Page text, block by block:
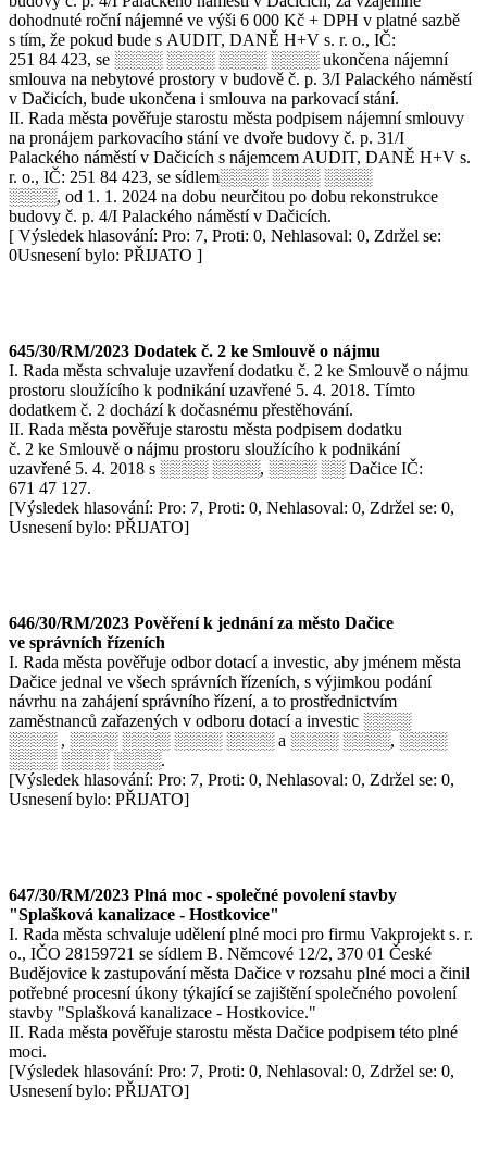
dohodnuté roční nájemné ve výši 6 000 Kč + DPH v platné sazbě
s tím, že pokud bude s AUDIT, DANĚ H+V s. r. o., IČ:
251 84 423, se ░░░░ ░░░░ ░░░░ ░░░░ ukončena nájemní
smlouva na nebytové prostory v budově č. p. 3/I Palackého náměstí
v Dačicích, bude ukončena i smlouva na parkovací stání.
II. Rada města pověřuje starostu města podpisem nájemní smlouvy
na pronájem parkovacího stání ve dvoře budovy č. p. 31/I
Palackého náměstí v Dačicích s nájemcem AUDIT, DANĚ H+V s.
r. o., IČ: 251 84 423, se sídlem░░░░ ░░░░ ░░░░
░░░░, od 1. 1. 2024 na dobu neurčitou po dobu rekonstrukce
budovy č. p. 4/I Palackého náměstí v Dačicích.
[ Výsledek hlasování: Pro: 7, Proti: 0, Nehlasoval: 0, Zdržel se:
0Usnesení bylo: PŘIJATO ]
645/30/RM/2023 Dodatek č. 2 ke Smlouvě o nájmu
I. Rada města schvaluje uzavření dodatku č. 2 ke Smlouvě o nájmu
prostoru sloužícího k podnikání uzavřené 5. 4. 2018. Tímto
dodatkem č. 2 dochází k dočasnému přestěhování.
II. Rada města pověřuje starostu města podpisem dodatku
č. 2 ke Smlouvě o nájmu prostoru sloužícího k podnikání
uzavřené 5. 4. 2018 s ░░░░ ░░░░, ░░░░ ░░ Dačice IČ:
671 47 127.
[Výsledek hlasování: Pro: 7, Proti: 0, Nehlasoval: 0, Zdržel se: 0,
Usnesení bylo: PŘIJATO]
646/30/RM/2023 Pověření k jednání za město Dačice
ve správních řízeních
I. Rada města pověřuje odbor dotací a investic, aby jménem města
Dačice jednal ve všech správních řízeních, s výjimkou podání
návrhu na zahájení správního řízení, a to prostřednictvím
zaměstnanců zařazených v odboru dotací a investic ░░░░
░░░░ , ░░░░ ░░░░ ░░░░ ░░░░ a ░░░░ ░░░░, ░░░░
░░░░ ░░░░ ░░░░.
[Výsledek hlasování: Pro: 7, Proti: 0, Nehlasoval: 0, Zdržel se: 0,
Usnesení bylo: PŘIJATO]
647/30/RM/2023 Plná moc - společné povolení stavby
"Splašková kanalizace - Hostkovice"
I. Rada města schvaluje udělení plné moci pro firmu Vakprojekt s. r.
o., IČO 28159721 se sídlem B. Němcové 12/2, 370 01 České
Budějovice k zastupování města Dačice v rozsahu plné moci a činil
potřebné procesní úkony týkající se zajištění společného povolení
stavby "Splašková kanalizace - Hostkovice."
II. Rada města pověřuje starostu města Dačice podpisem této plné
moci.
[Výsledek hlasování: Pro: 7, Proti: 0, Nehlasoval: 0, Zdržel se: 0,
Usnesení bylo: PŘIJATO]